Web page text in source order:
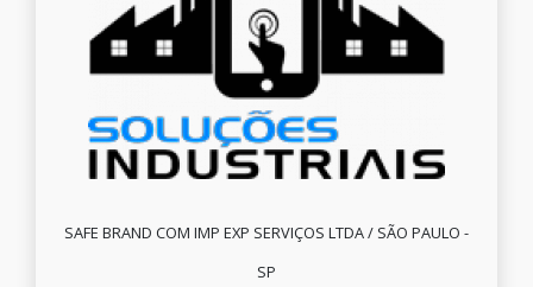
SAFE BRAND COM IMP EXP SERVIÇOS LTDA / SÃO PAULO -
SP